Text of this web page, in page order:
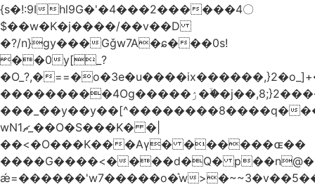
{s�!:9Ihl9G�'�4���2������4〇
$��w�K�j����/��v��D
�?/n}gy���Gǧw7A�ɕ���0s!
��0y[_?
�O_?,�
���������4Og�����ۯ��ۙ�j��,8;}2����J��h��j���p}k*�^�|
���_��y��y��[^��������8����q�
wN1ޗ_��O�S���K� �|
��<�O���K���Aγ� ������ɶ��
����G����<����d�Q�
ǽ=������'w7�����o�͛w